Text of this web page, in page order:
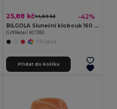
25,88 kč44,60 kč -42%
BILGOLA Sluneční klobouk 160 gr/m²
GiftRetail KC1350
+3 Colors
Přidat do košíku